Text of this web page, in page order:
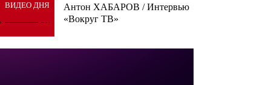
ВИДЕО ДНЯ
Антон ХАБАРОВ / Интервью
«Вокруг ТВ»